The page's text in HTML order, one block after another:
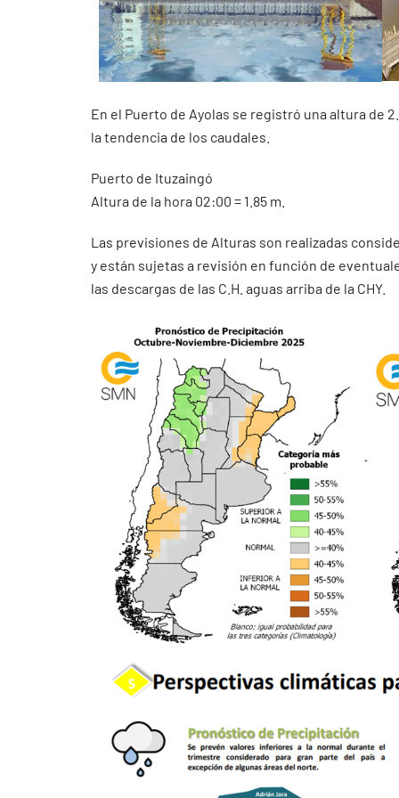
En el Puerto de Ayolas se registró una altura de
la tendencia de los caudales.
Puerto de Ituzaingó
Altura de la hora 02:00 = 1.85 m.
Las previsiones de Alturas son realizadas
y están sujetas a revisión en función de
las descargas de las C.H. aguas arriba de la CHY.